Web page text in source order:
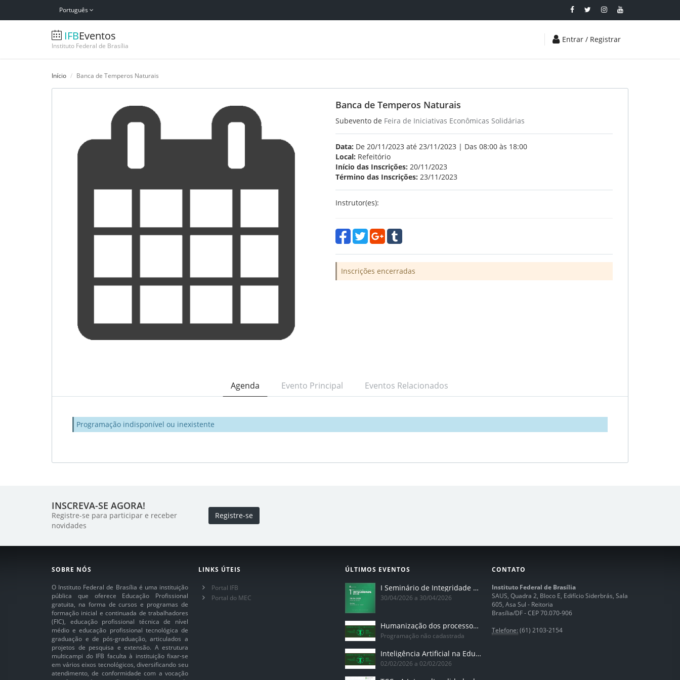
Português
IFBEventos
Instituto Federal de Brasília
Entrar / Registrar
Início Banca de Temperos Naturais
Banca de Temperos Naturais
Subevento de Feira de Iniciativas Econômicas Solidárias
Data: De 20/11/2023 até 23/11/2023 | Das 08:00 às 18:00
Local: Refeitório
Início das Inscrições: 20/11/2023
Término das Inscrições: 23/11/2023
Instrutor(es):
Inscrições encerradas
Agenda Evento Principal Eventos Relacionados
Programação indisponível ou inexistente
INSCREVA-SE AGORA!
Registre-se para participar e receber
novidades
Registre-se
SOBRE NÓS
O Instituto Federal de Brasília é uma instituição
pública que oferece Educação Profissional
gratuita, na forma de cursos e programas de
formação inicial e continuada de trabalhadores
(FIC), educação profissional técnica de nível
médio e educação profissional tecnológica de
graduação e de pós-graduação, articulados a
projetos de pesquisa e extensão. A estrutura
multicampi do IFB faculta à instituição fixar-se
em vários eixos tecnológicos, diversificando seu
atendimento, de conformidade com a vocação
LINKS ÚTEIS
Portal IFB
Portal do MEC
ÚLTIMOS EVENTOS
I Seminário de Integridade do IFB
30/04/2026 a 30/04/2026
Humanização dos processos de trabalhos em tempos de IA
Programação não cadastrada
Inteligência Artificial na Educação Profissional e Tecnológica: potencialidades, desafios e desenvolvimento docente
02/02/2026 a 02/02/2026
CONTATO
Instituto Federal de Brasília
SAUS, Quadra 2, Bloco E, Edifício Siderbrás, Sala
605, Asa Sul - Reitoria
Brasília/DF - CEP 70.070-906
Telefone: (61) 2103-2154